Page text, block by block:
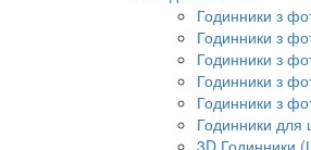
Годинники з
Годинники з
Годинники з
Годинники з
Годинники з
Годинники для